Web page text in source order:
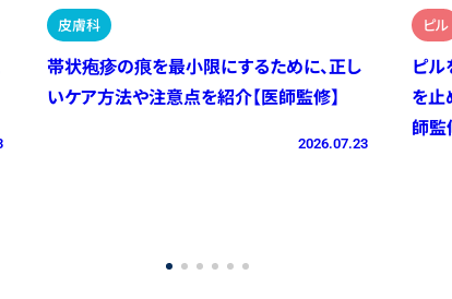
皮膚科
帯状疱疹の痕を最小限にするために、正し
いケア方法や注意点を紹介【医師監修】
2026.07.23
ピル
ピル
を止
師監